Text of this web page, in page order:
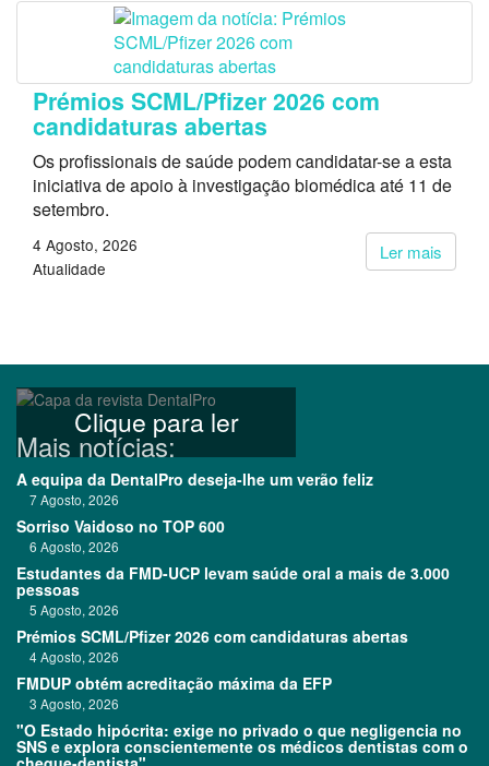
Prémios SCML/Pfizer 2026 com
candidaturas abertas
Os profissionais de saúde podem candidatar-se a esta
iniciativa de apoio à investigação biomédica até 11 de
setembro.
Ler mais
4 Agosto, 2026
Atualidade
Clique para ler
Mais notícias:
A equipa da DentalPro deseja-lhe um verão feliz
7 Agosto, 2026
Sorriso Vaidoso no TOP 600
6 Agosto, 2026
Estudantes da FMD-UCP levam saúde oral a mais de 3.000
pessoas
5 Agosto, 2026
Prémios SCML/Pfizer 2026 com candidaturas abertas
4 Agosto, 2026
FMDUP obtém acreditação máxima da EFP
3 Agosto, 2026
"O Estado hipócrita: exige no privado o que negligencia no
SNS e explora conscientemente os médicos dentistas com o